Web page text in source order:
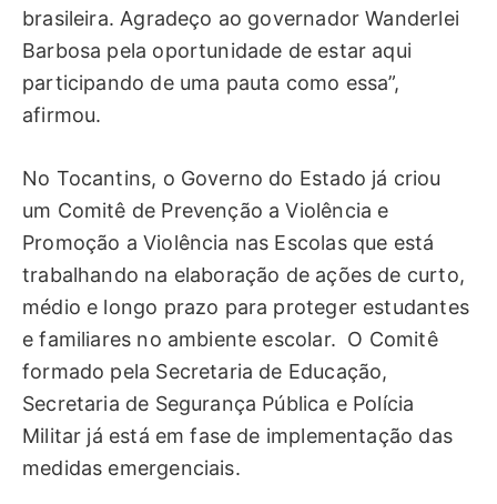
brasileira. Agradeço ao governador Wanderlei
Barbosa pela oportunidade de estar aqui
participando de uma pauta como essa”,
afirmou.
No Tocantins, o Governo do Estado já criou
um Comitê de Prevenção a Violência e
Promoção a Violência nas Escolas que está
trabalhando na elaboração de ações de curto,
médio e longo prazo para proteger estudantes
e familiares no ambiente escolar. O Comitê
formado pela Secretaria de Educação,
Secretaria de Segurança Pública e Polícia
Militar já está em fase de implementação das
medidas emergenciais.